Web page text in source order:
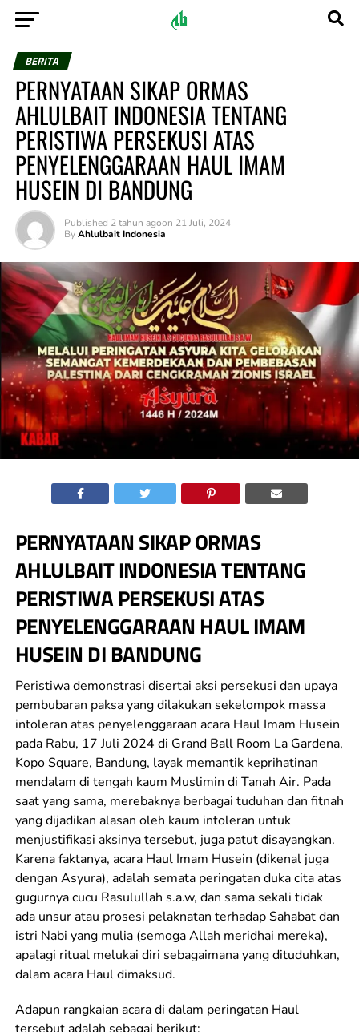
BERITA
PERNYATAAN SIKAP ORMAS
AHLULBAIT INDONESIA TENTANG
PERISTIWA PERSEKUSI ATAS
PENYELENGGARAAN HAUL IMAM
HUSEIN DI BANDUNG
Published 2 tahun agoon 21 Juli, 2024
By Ahlulbait Indonesia
PERNYATAAN SIKAP ORMAS
AHLULBAIT INDONESIA TENTANG
PERISTIWA PERSEKUSI ATAS
PENYELENGGARAAN HAUL IMAM
HUSEIN DI BANDUNG
Peristiwa demonstrasi disertai aksi persekusi dan upaya
pembubaran paksa yang dilakukan sekelompok massa
intoleran atas penyelenggaraan acara Haul Imam Husein
pada Rabu, 17 Juli 2024 di Grand Ball Room La Gardena,
Kopo Square, Bandung, layak memantik keprihatinan
mendalam di tengah kaum Muslimin di Tanah Air. Pada
saat yang sama, merebaknya berbagai tuduhan dan fitnah
yang dijadikan alasan oleh kaum intoleran untuk
menjustifikasi aksinya tersebut, juga patut disayangkan.
Karena faktanya, acara Haul Imam Husein (dikenal juga
dengan Asyura), adalah semata peringatan duka cita atas
gugurnya cucu Rasulullah s.a.w, dan sama sekali tidak
ada unsur atau prosesi pelaknatan terhadap Sahabat dan
istri Nabi yang mulia (semoga Allah meridhai mereka),
apalagi ritual melukai diri sebagaimana yang dituduhkan,
dalam acara Haul dimaksud.
Adapun rangkaian acara di dalam peringatan Haul
tersebut adalah sebagai berikut: